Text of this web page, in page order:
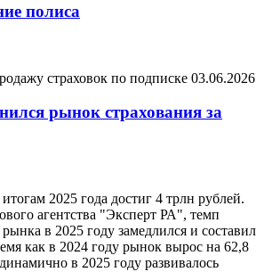
полиса
страховок по подписке 03.06.2026
рынок страхования за
2025 года достиг 4 трлн рублей.
агентства "Эксперт РА", темп
в 2025 году замедлился и составил
как в 2024 году рынок вырос на 62,8
в 2025 году развивалось